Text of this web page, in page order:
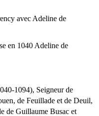
avec Adeline de
en 1040 Adeline de
1094), Seigneur de
de Feuillade et de Deuil,
de Guillaume Busac et